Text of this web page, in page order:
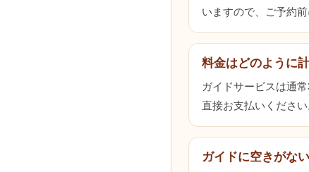
いますので、ご予約前
料金はどのように
ガイドサービスは通
直接お支払いくださ
ガイドに空きがな